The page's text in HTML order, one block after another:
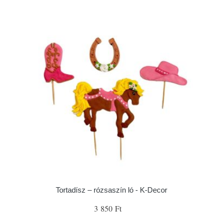
Tortadísz – rózsaszín ló - K-Decor
3 850 Ft